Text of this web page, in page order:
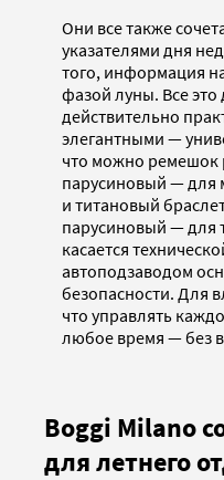
Они все также
указателями дня
того, информация
фазой луны. Все это
действительно
элегантными —
что можно ремешок
парусиновый — для
и титановый
парусиновый — для
касается
автоподзаводом
безопасности. Для
что управлять
любое время — без
Boggi Milano
для летнего